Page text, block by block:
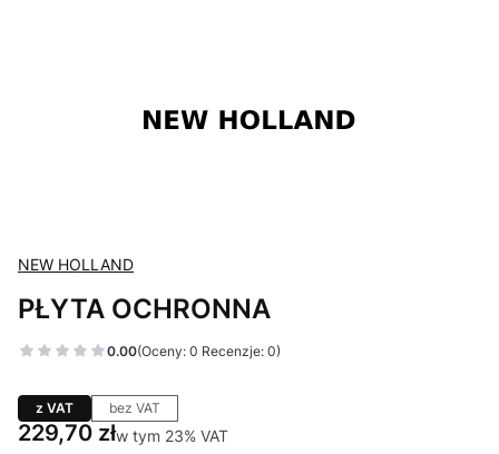
NEW HOLLAND
PŁYTA OCHRONNA
0.00(Oceny: 0 Recenzje: 0)
z VAT bez VAT
Cena
229,70 złw tym 23% VAT
w tym 23% VAT